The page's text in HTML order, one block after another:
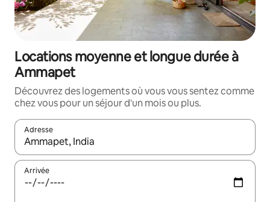
Locations moyenne et longue durée à
Ammapet
Découvrez des logements où vous vous sentez comme
chez vous pour un séjour d'un mois ou plus.
Adresse
Lorsque les résultats s'affichent, utilisez les flèches vers le
Arrivée